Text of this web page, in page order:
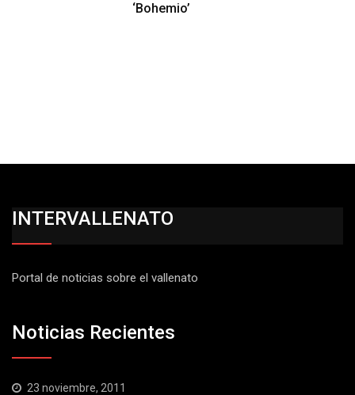
‘Bohemio’
INTERVALLENATO
Portal de noticias sobre el vallenato
Noticias Recientes
23 noviembre, 2011